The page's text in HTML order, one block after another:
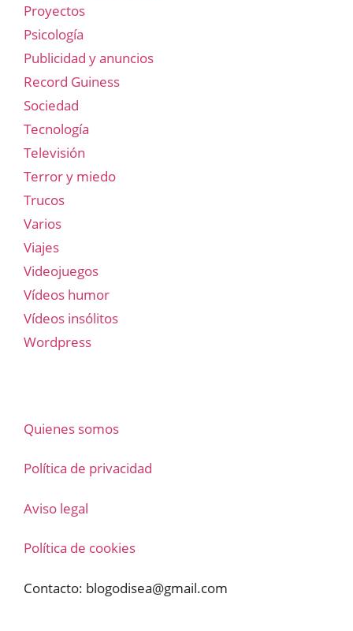
Proyectos
Psicología
Publicidad y anuncios
Record Guiness
Sociedad
Tecnología
Televisión
Terror y miedo
Trucos
Varios
Viajes
Videojuegos
Vídeos humor
Vídeos insólitos
Wordpress
Quienes somos
Política de privacidad
Aviso legal
Política de cookies
Contacto: blogodisea@gmail.com